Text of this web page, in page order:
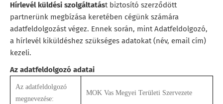
Hírlevél küldési szolgáltatást biztosító szerződött
partnerünk megbízása keretében cégünk számára
adatfeldolgozást végez. Ennek során, mint Adatfeldolgozó,
a hírlevél kiküldéshez szükséges adatokat (név, email cím)
kezeli.
Az adatfeldolgozó adatai
Az adatfeldolgozó
megnevezése:
MOK Vas Megyei Területi Szervezete